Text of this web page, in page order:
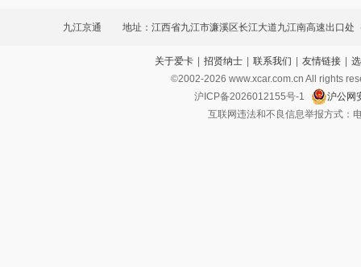
九江京通 地址：江西省九江市濂溪区长江大道九江南高速出口处
斜对面）九江京通汽车销售服务有限公司
关于爱卡 | 招贤纳士 | 联系我们 | 友情链接 |
©2002-2026 www.xcar.com.cn All rights
沪ICP备2026012155号-1
沪公网
互联网违法和不良信息举报方式：